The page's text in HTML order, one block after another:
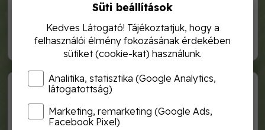
1 120,-
bazsalikom piroslombú 4g
rocalba
1 120,-
bazsalikom zöldlombú 4g
rocalba
FNAM7802 SHCP2825
Süti beállítások
Kedves Látogató! Tájékoztatjuk, hogy a
felhasználói élmény fokozásának érdekében
sütiket (cookie-kat) használunk.
Analitika, statisztika (Google Analytics,
látogatottság)
Marketing, remarketing (Google Ads,
Facebook Pixel)